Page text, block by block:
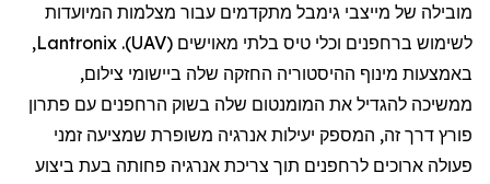
מובילה של מייצבי גימבל מתקדמים עבור מצלמות המיועדות
לשימוש ברחפנים וכלי טיס בלתי מאוישים (UAV
).
Lantronix
,
באמצעות מינוף ההיסטוריה החזקה שלה ביישומי צילום,
ממשיכה להגדיל את המומנטום שלה בשוק הרחפנים עם פתרון
פורץ דרך זה, המספק יעילות אנרגיה משופרת שמציעה זמני
פעולה ארוכים לרחפנים תוך צריכת אנרגיה פחותה בעת ביצוע